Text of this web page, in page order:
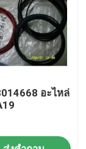
อะไหล่